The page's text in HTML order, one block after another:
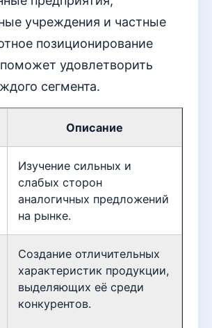
учреждения и частные
позиционирование
удовлетворить
сегмента.
Описание
Изучение сильных и
слабых сторон
аналогичных предложений
на рынке.
Создание отличительных
характеристик продукции,
выделяющих её среди
конкурентов.